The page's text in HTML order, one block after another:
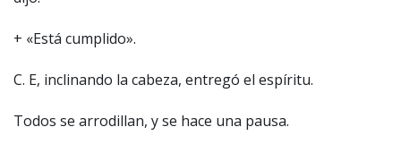
+ «Está cumplido».
C. E, inclinando la cabeza, entregó el espíritu.
Todos se arrodillan, y se hace una pausa.